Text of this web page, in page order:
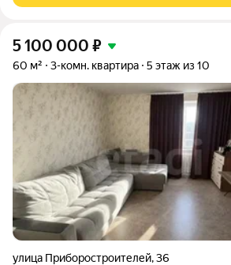
5 100 000 ₽
60 м² 3-комн. квартира 5 этаж из 10
улица Приборостроителей,36